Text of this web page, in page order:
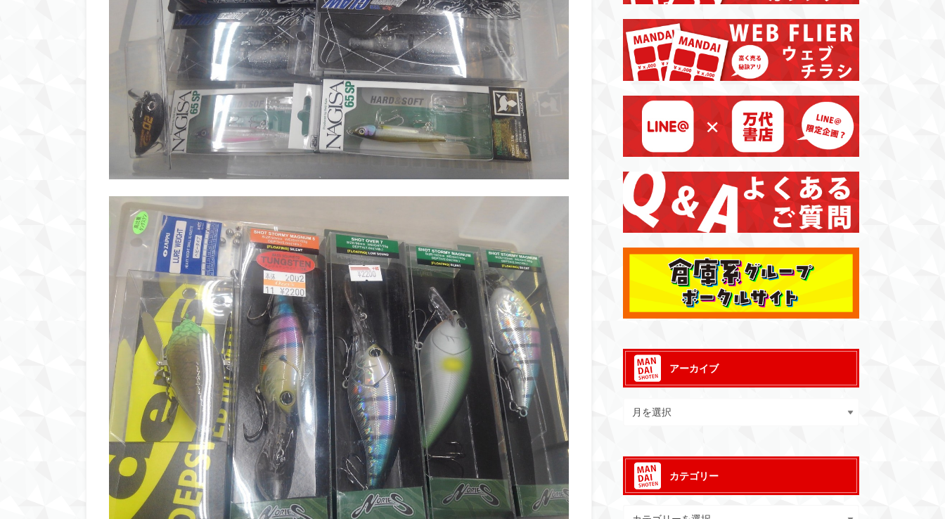
アーカイブ
カテゴリー